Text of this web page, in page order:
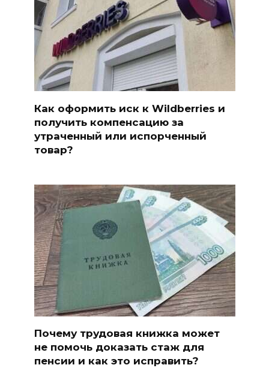
Как оформить иск к Wildberries и
получить компенсацию за
утраченный или испорченный
товар?
Почему трудовая книжка может
не помочь доказать стаж для
пенсии и как это исправить?